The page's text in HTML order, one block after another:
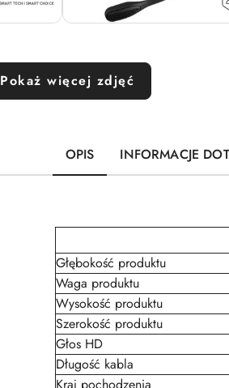
Pokaż więcej zdjęć
OPIS INFORMACJE
Głębokość produktu
Waga produktu
Wysokość produktu
Szerokość produktu
Głos HD
Długość kabla